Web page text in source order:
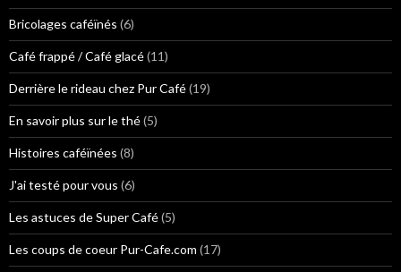
Bricolages caféïnés (6)
Café frappé / Café glacé(11)
Derrière le rideau chez Pur Café(19)
En savoir plus sur le thé(5)
Histoires caféïnées (8)
J'ai testé pour vous (6)
Les astuces de Super Café(5)
Les coups de coeur Pur-Cafe.com (17)